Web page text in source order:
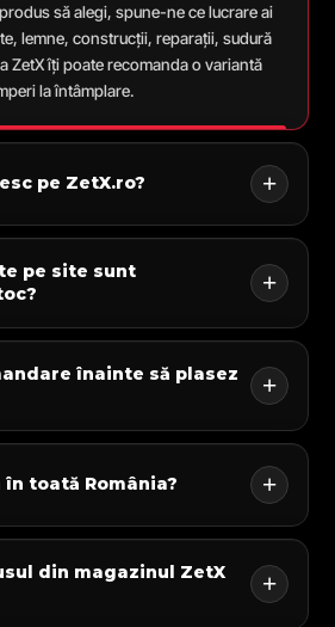
să alegi, spune-ne ce lucrare ai
lemne, construcții, reparații, sudură
ZetX îți poate recomanda o variantă
la întâmplare.
pe ZetX.ro?
pe site sunt
înainte să plasez
toată România?
din magazinul ZetX